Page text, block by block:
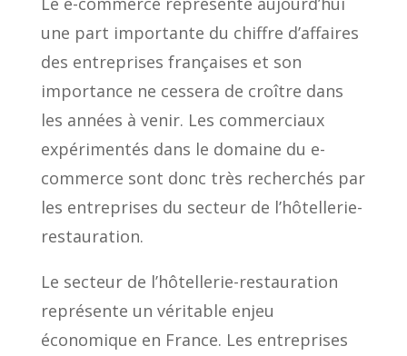
une part importante du chiffre d’affaires
des entreprises françaises et son
importance ne cessera de croître dans
les années à venir. Les commerciaux
expérimentés dans le domaine du e-
commerce sont donc très recherchés par
les entreprises du secteur de l’hôtellerie-
restauration.
Le secteur de l’hôtellerie-restauration
représente un véritable enjeu
économique en France. Les entreprises